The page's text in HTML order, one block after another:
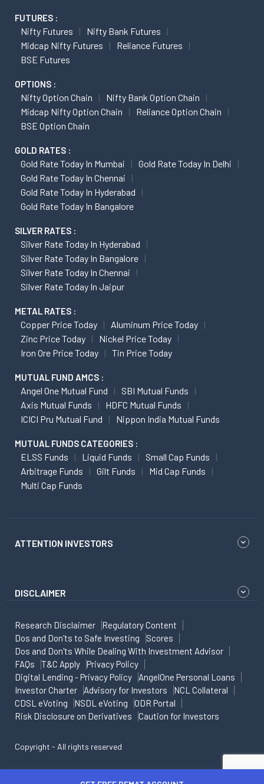
FUTURES :
Nifty Futures
Nifty Bank Futures
Midcap Nifty Futures
Reliance Futures
BSE Futures
OPTIONS :
Nifty Option Chain
Nifty Bank Option Chain
Midcap Nifty Option Chain
Reliance Option Chain
BSE Option Chain
GOLD RATES :
Gold Rate Today In Mumbai
Gold Rate Today In Delhi
Gold Rate Today In Chennai
Gold Rate Today In Hyderabad
Gold Rate Today In Bangalore
SILVER RATES :
Silver Rate Today In Hyderabad
Silver Rate Today In Bangalore
Silver Rate Today In Chennai
Silver Rate Today In Jaipur
METAL RATES :
Copper Price Today
Aluminum Price Today
Zinc Price Today
Nickel Price Today
Iron Ore Price Today
Tin Price Today
MUTUAL FUND AMCS :
Angel One Mutual Fund
SBI Mutual Funds
Axis Mutual Funds
HDFC Mutual Funds
ICICI Pru Mutual Fund
Nippon India Mutual Funds
MUTUAL FUNDS CATEGORIES :
ELSS Funds Liquid Funds
Small Cap Funds
Arbitrage Funds
Gilt Funds
Mid Cap Funds
Multi Cap Funds
ATTENTION INVESTORS
DISCLAIMER
Research Disclaimer
Regulatory Content
Dos and Don'ts to Safe Investing
Scores
Dos and Don'ts While Dealing With Investment Advisor
FAQs
T&C Apply
Privacy Policy
Digital Lending - Privacy Policy
AngelOne Personal Loans
Investor Charter
Advisory for Investors
NCL Collateral
CDSL eVoting
NSDL eVoting
ODR Portal
Risk Disclosure on Derivatives
Caution for Investors
Copyright - All rights reserved